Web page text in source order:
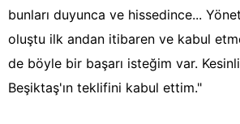
bunları duyunca ve hissedince...
oluştu ilk andan itibaren ve kabul
de böyle bir başarı isteğim var.
Beşiktaş'ın teklifini kabul ettim."